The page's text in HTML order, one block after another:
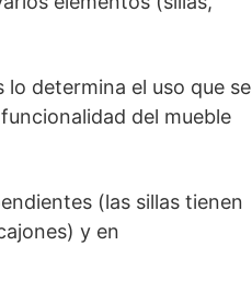
determina el uso que se
del mueble
(las sillas tienen
y en